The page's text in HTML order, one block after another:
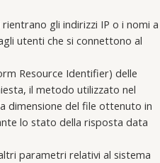
gli indirizzi IP o i nomi a
utenti che si connettono al
Resource Identifier) delle
il metodo utilizzato nel
dimensione del file ottenuto in
lo stato della risposta data
parametri relativi al sistema